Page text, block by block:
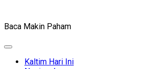
Baca Makin Paham
Expand
Kaltim Hari Ini